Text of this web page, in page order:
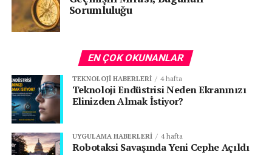
Sorumluluğu
EN ÇOK OKUNANLAR
TEKNOLOJI HABERLERI 4 hafta
Teknoloji Endüstrisi Neden Ekranınızı
Elinizden Almak İstiyor?
UYGULAMA HABERLERI 4 hafta
Robotaksi Savaşında Yeni Cephe Açıldı